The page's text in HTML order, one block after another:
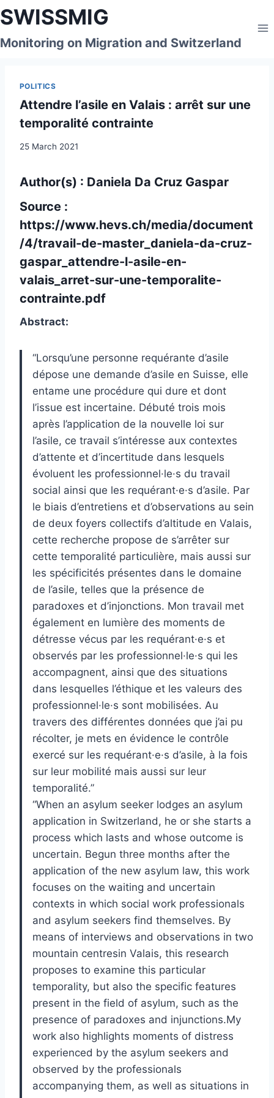
Skip
to
content
SWISSMIG
Monitoring on Migration and Switzerland
POLITICS
Attendre l’asile en Valais : arrêt sur une
temporalité contrainte
25 March 2021
Author(s) : Daniela Da Cruz Gaspar
Source :
https://www.hevs.ch/media/document
/4/travail-de-master_daniela-da-cruz-
gaspar_attendre-l-asile-en-
valais_arret-sur-une-temporalite-
contrainte.pdf
Abstract:
“Lorsqu’une personne requérante d’asile
dépose une demande d’asile en Suisse, elle
entame une procédure qui dure et dont
l’issue est incertaine. Débuté trois mois
après l’application de la nouvelle loi sur
l’asile, ce travail s’intéresse aux contextes
d’attente et d’incertitude dans lesquels
évoluent les professionnel·le·s du travail
social ainsi que les requérant·e·s d’asile. Par
le biais d’entretiens et d’observations au sein
de deux foyers collectifs d’altitude en Valais,
cette recherche propose de s’arrêter sur
cette temporalité particulière, mais aussi sur
les spécificités présentes dans le domaine
de l’asile, telles que la présence de
paradoxes et d’injonctions. Mon travail met
également en lumière des moments de
détresse vécus par les requérant·e·s et
observés par les professionnel·le·s qui les
accompagnent, ainsi que des situations
dans lesquelles l’éthique et les valeurs des
professionnel·le·s sont mobilisées. Au
travers des différentes données que j’ai pu
récolter, je mets en évidence le contrôle
exercé sur les requérant·e·s d’asile, à la fois
sur leur mobilité mais aussi sur leur
temporalité.”
“When an asylum seeker lodges an asylum
application in Switzerland, he or she starts a
process which lasts and whose outcome is
uncertain. Begun three months after the
application of the new asylum law, this work
focuses on the waiting and uncertain
contexts in which social work professionals
and asylum seekers find themselves. By
means of interviews and observations in two
mountain centresin Valais, this research
proposes to examine this particular
temporality, but also the specific features
present in the field of asylum, such as the
presence of paradoxes and injunctions.My
work also highlights moments of distress
experienced by the asylum seekers and
observed by the professionals
accompanying them, as well as situations in